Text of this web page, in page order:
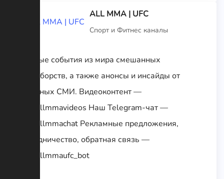
ALL MMA | UFC
Спорт и Фитнес каналы
Важные события из мира смешанных
единоборств, а также анонсы и инсайды от
западных СМИ. Видеоконтент —
t.me/allmmavideos Наш Telegram-чат —
t.me/allmmachat Рекламные предложения,
сотрудничество, обратная связь —
t.me/allmmaufc_bot